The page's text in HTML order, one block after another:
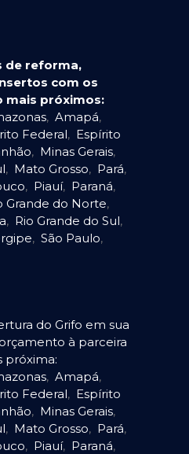
de reforma,
com os
mais próximos:
, Amapá,
Federal, Espírito
, Minas Gerais,
, Mato Grosso, Pará,
, Piauí, Paraná,
Grande do Norte,
, Rio Grande do Sul,
, São Paulo,
do Grifo em sua
à parceira
próxima:
, Amapá,
Federal, Espírito
, Minas Gerais,
, Mato Grosso, Pará,
, Piauí, Paraná,